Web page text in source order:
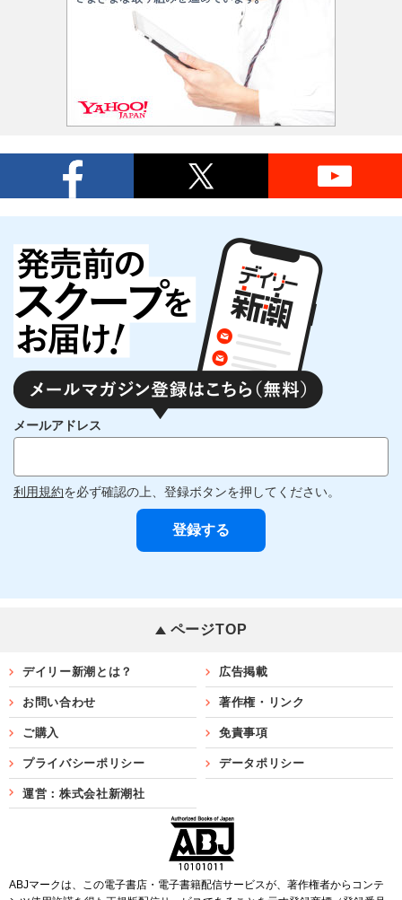
メールアドレス
利用規約を必ず確認の上、登録ボタンを押してください。
ページTOP
デイリー新潮とは？ 広告掲載
お問い合わせ 著作権・リンク
ご購入 免責事項
プライバシーポリシー データポリシー
運営：株式会社新潮社
ABJマークは、この電子書店・電子書籍配信サービスが、著作権者からコンテ